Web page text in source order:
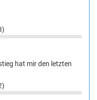
hat mir den letzten